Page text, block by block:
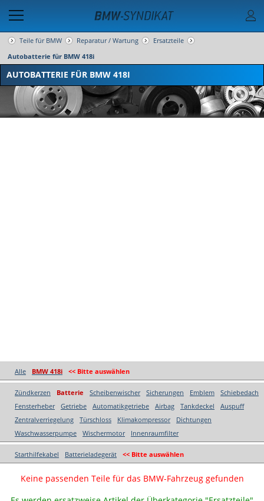
Teile für BMW Reparatur / Wartung
Ersatzteile
Autobatterie für BMW 418i
AUTOBATTERIE FÜR BMW 418I
Alle BMW 418i << Bitte auswählen
Zündkerzen Batterie Scheibenwischer Sicherungen Emblem
Schiebedach
Fensterheber
Getriebe Automatikgetriebe Airbag Tankdeckel
Auspuff
Zentralverriegelung
Türschloss Klimakompressor
Dichtungen
Waschwasserpumpe
Wischermotor Innenraumfilter
Starthilfekabel Batterieladegerät << Bitte auswählen
Keine passenden Teile für das BMW-Fahrzeug gefunden